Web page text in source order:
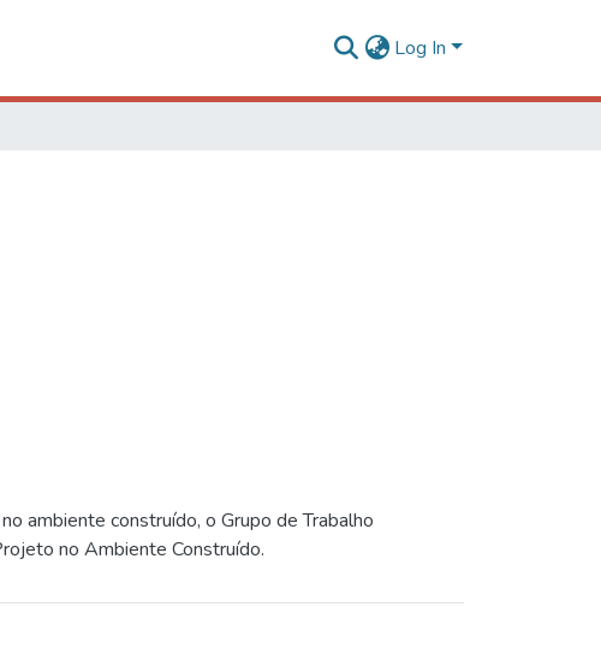
Log In
ambiente construído, o Grupo de Trabalho
no Ambiente Construído.